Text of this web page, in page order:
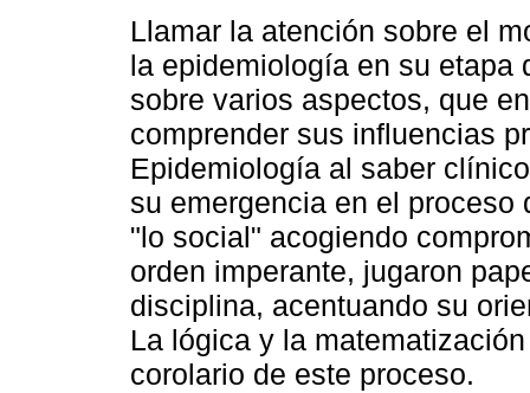
Llamar la atención sobre el
la epidemiología en su etapa
sobre varios aspectos, que
comprender sus influencias
Epidemiología al saber
su emergencia en el
"lo social" acogiendo
orden imperante, jugaron
disciplina, acentuando su
La lógica y la
corolario de este proceso.